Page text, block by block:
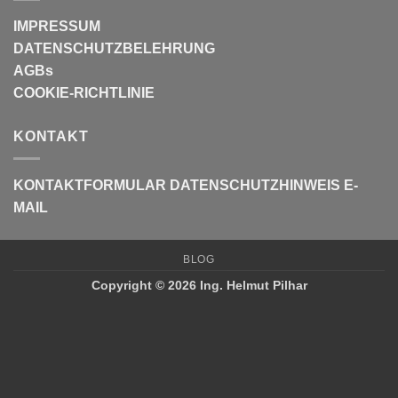
IMPRESSUM
DATENSCHUTZBELEHRUNG
AGBs
COOKIE-RICHTLINIE
KONTAKT
KONTAKTFORMULAR DATENSCHUTZHINWEIS E-
MAIL
BLOG
Copyright © 2026 Ing. Helmut Pilhar